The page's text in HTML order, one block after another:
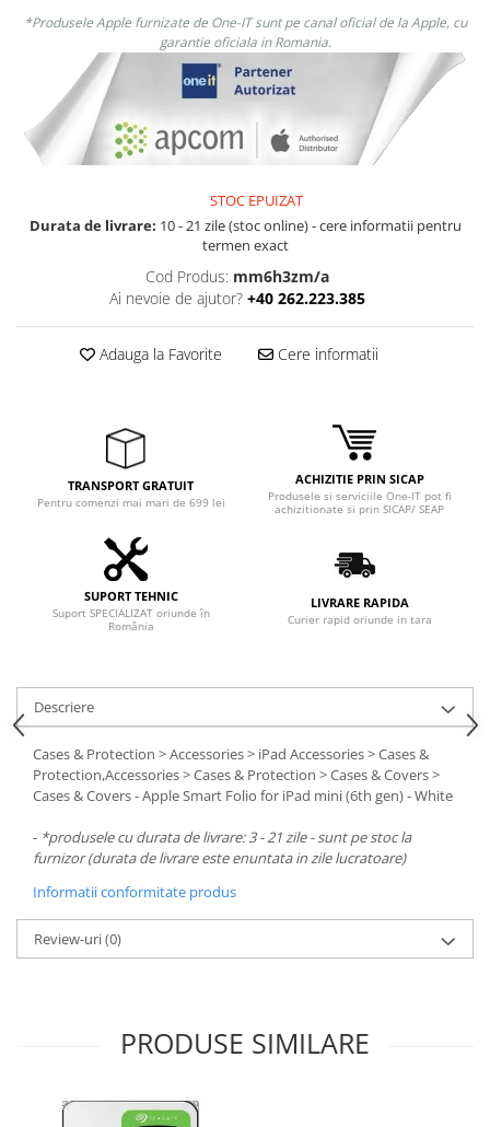
Card Reader
Periferice PC
Camere Web
Adaptoare
Boxe
Mouse Pad
Componente PC
Placi de Baza
Memorii
Hard Disc-uri
Servere & Componente
Componente Server
Servere
Software
Multifunctionale
Televizoare & accesorii
*Produsele Apple furnizate de One-IT sunt pe canal oficial de la Apple, cu
garantie oficiala in Romania.
STOC EPUIZAT
Durata de livrare: 10 - 21 zile (stoc online) - cere informatii pentru
termen exact
Cod Produs: mm6h3zm/a
Ai nevoie de ajutor? +40 262.223.385
Adauga la Favorite Cere informatii
TRANSPORT GRATUIT
Pentru comenzi mai mari de 699 lei
ACHIZITIE PRIN SICAP
Produsele si serviciile One-IT pot fi
achizitionate si prin SICAP/ SEAP
SUPORT TEHNIC
Suport SPECIALIZAT oriunde în
România
LIVRARE RAPIDA
Curier rapid oriunde in tara
Descriere
Cases & Protection > Accessories > iPad Accessories > Cases &
Protection,Accessories > Cases & Protection > Cases & Covers >
Cases & Covers - Apple Smart Folio for iPad mini (6th gen) - White
- *produsele cu durata de livrare: 3 - 21 zile - sunt pe stoc la
furnizor (durata de livrare este enuntata in zile lucratoare)
Informatii conformitate produs
Review-uri(0)
PRODUSE SIMILARE